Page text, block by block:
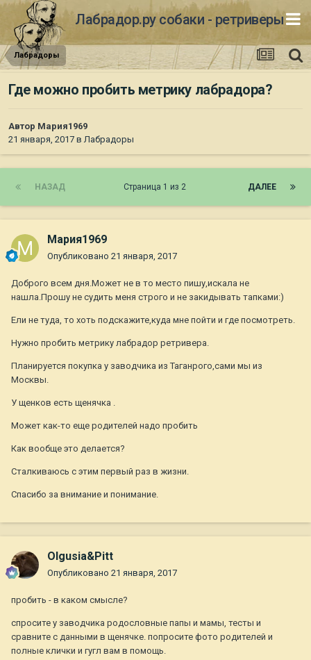
Лабрадор.ру собаки - ретриверы
Лабрадоры
Где можно пробить метрику лабрадора?
Автор Мария1969
21 января, 2017 вЛабрадоры
НАЗАД ДАЛЕЕ
Страница 1 из 2
Мария1969
Опубликовано 21 января, 2017
Доброго всем дня.Может не в то место пишу,искала не
нашла.Прошу не судить меня строго и не закидывать тапками:)
Ели не туда, то хоть подскажите,куда мне пойти и где посмотреть.
Нужно пробить метрику лабрадор ретривера.
Планируется покупка у заводчика из Таганрого,сами мы из
Москвы.
У щенков есть щенячка .
Может как-то еще родителей надо пробить
Как вообще это делается?
Сталкиваюсь с этим первый раз в жизни.
Спасибо за внимание и понимание.
Olgusia&Pitt
Опубликовано 21 января, 2017
пробить - в каком смысле?
спросите у заводчика родословные папы и мамы, тесты и
сравните с данными в щенячке. попросите фото родителей и
полные клички и гугл вам в помощь.